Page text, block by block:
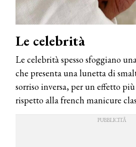
Le celebrità
Le celebrità spesso sfoggiano
che presenta una lunetta di
sorriso inversa, per un effetto
rispetto alla french manicure